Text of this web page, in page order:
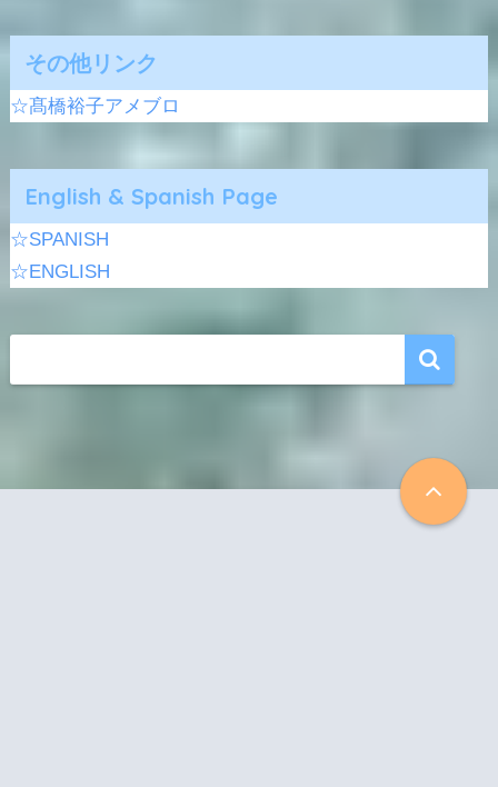
その他リンク
☆髙橋裕子アメブロ
English & Spanish Page
☆SPANISH
☆ENGLISH